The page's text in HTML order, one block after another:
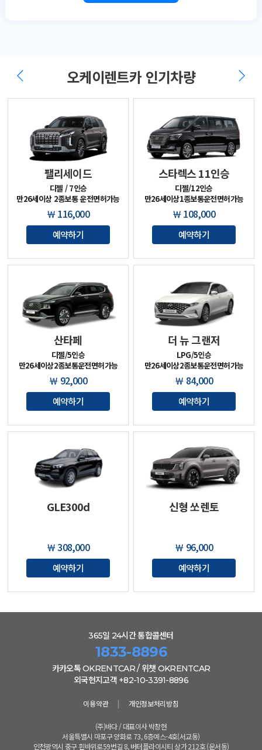
오케이렌트카 인기차량
팰리세이드
디젤 / 7인승
￦ 116,000
예약하기
스타렉스 11인승
디젤/12인승
￦ 108,000
예약하기
산타페
디젤/5인승
￦ 92,000
예약하기
더 뉴 그랜저
LPG/5인승
￦ 84,000
예약하기
GLE300d
￦ 308,000
예약하기
신형 쏘렌토
￦ 96,000
예약하기
365일 24시간 통합콜센터
1833-8896
카카오톡 OKRENTCAR / 위챗 OKRENTCAR
외국현지고객 +82-10-3391-8896
이용약관 | 개인정보처리방침
(주)바다 / 대표이사 박창현
서울특별시 마포구 양화로 73, 6층예스-4호(서교동)
인천광역시 중구 흰바위로59번길 8, 버터플라이시티 상가 212호 (운서동)